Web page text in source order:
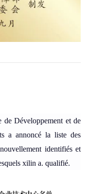
Développement et de
a annoncé la liste des
identifiés et
xilin a. qualifié.